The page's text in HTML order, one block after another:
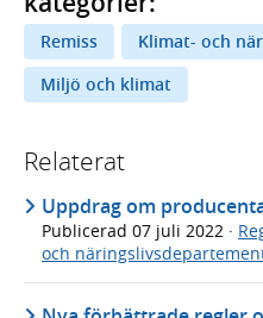
Remiss
Klimat- och
Miljö och klimat
Relaterat
Uppdrag om
Publicerad 07 juli 2022 ·
och